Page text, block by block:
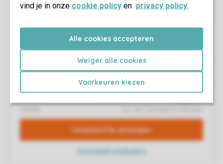
vind je in onze cookie policy en privacy policy.
Alle cookies accepteren
Weiger alle cookies
Voorkeuren kiezen